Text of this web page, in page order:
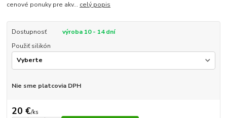
cenové ponuky pre akv... celý popis
Dostupnosť
výroba 10 - 14 dní
Použiť silikón
Nie sme platcovia DPH
20 €/ks